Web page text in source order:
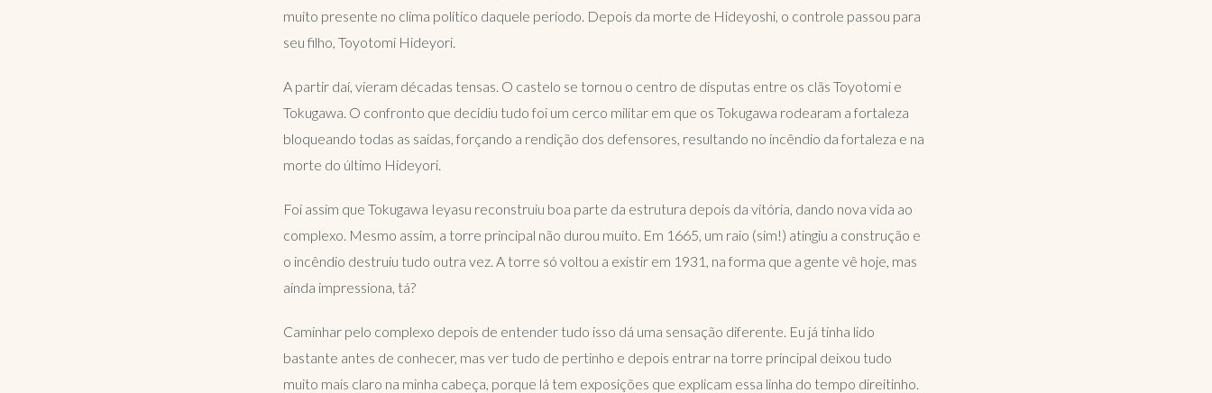
muito presente no clima político daquele período. Depois da morte de Hideyoshi, o controle passou para
seu filho, Toyotomi Hideyori.
A partir daí, vieram décadas tensas. O castelo se tornou o centro de disputas entre os clãs Toyotomi e
Tokugawa. O confronto que decidiu tudo foi um cerco militar em que os Tokugawa rodearam a fortaleza
bloqueando todas as saídas, forçando a rendição dos defensores, resultando no incêndio da fortaleza e na
morte do último Hideyori.
Foi assim que Tokugawa Ieyasu reconstruiu boa parte da estrutura depois da vitória, dando nova vida ao
complexo. Mesmo assim, a torre principal não durou muito. Em 1665, um raio (sim!) atingiu a construção e
o incêndio destruiu tudo outra vez. A torre só voltou a existir em 1931, na forma que a gente vê hoje, mas
ainda impressiona, tá?
Caminhar pelo complexo depois de entender tudo isso dá uma sensação diferente. Eu já tinha lido
bastante antes de conhecer, mas ver tudo de pertinho e depois entrar na torre principal deixou tudo
muito mais claro na minha cabeça, porque lá tem exposições que explicam essa linha do tempo direitinho.